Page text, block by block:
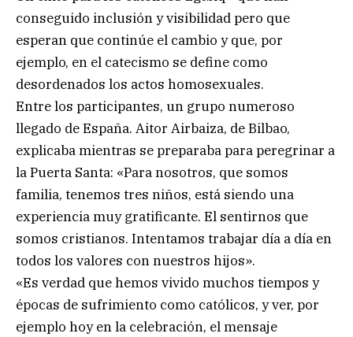
conseguido inclusión y visibilidad pero que
esperan que continúe el cambio y que, por
ejemplo, en el catecismo se define como
desordenados los actos homosexuales.
Entre los participantes, un grupo numeroso
llegado de España. Aitor Airbaiza, de Bilbao,
explicaba mientras se preparaba para peregrinar a
la Puerta Santa: «Para nosotros, que somos
familia, tenemos tres niños, está siendo una
experiencia muy gratificante. El sentirnos que
somos cristianos. Intentamos trabajar día a día en
todos los valores con nuestros hijos».
«Es verdad que hemos vivido muchos tiempos y
épocas de sufrimiento como católicos, y ver, por
ejemplo hoy en la celebración, el mensaje